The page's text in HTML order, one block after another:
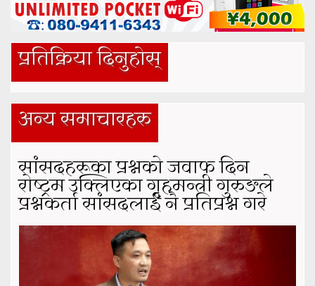
प्रतिक्रिया दिनुहोस्
अन्य समाचारहरु
सांसदहरूका प्रश्नको जवाफ दिन
रोष्ट्रम उक्लिएका गृहमन्त्री गुरुङले
प्रश्नकर्ता सांसदलाई नै प्रतिप्रश्न गरे